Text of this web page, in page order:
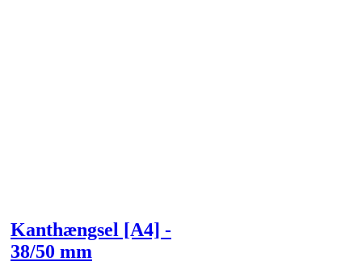
Kanthængsel [A4] -
38/50 mm